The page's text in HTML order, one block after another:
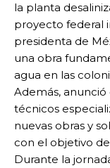
la planta
proyecto federal
presidenta de
una obra
agua en las
Además,
técnicos
nuevas obras y
con el objetivo
Durante la